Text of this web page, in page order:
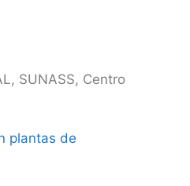
SUNASS, Centro
plantas de